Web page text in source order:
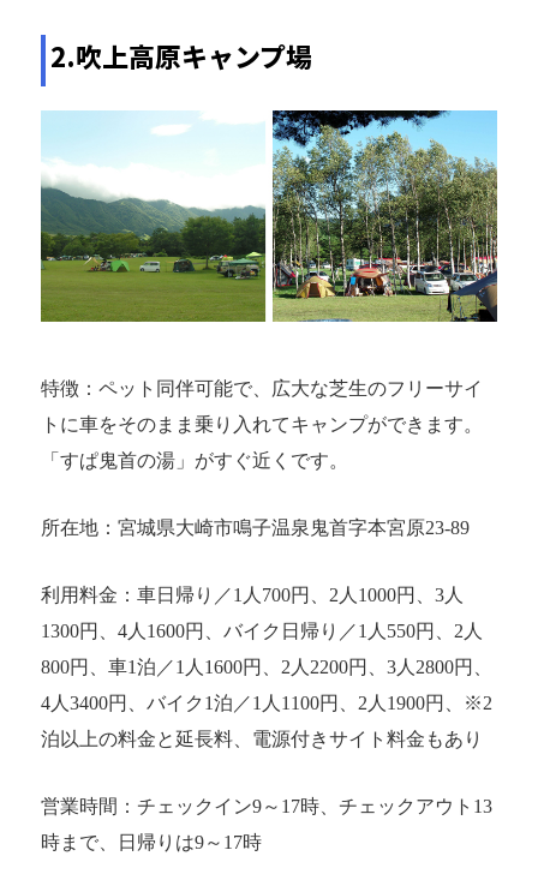
2.吹上高原キャンプ場
特徴：ペット同伴可能で、広大な芝生のフリーサイ
トに車をそのまま乗り入れてキャンプができます。
「すぱ鬼首の湯」がすぐ近くです。
所在地：宮城県大崎市鳴子温泉鬼首字本宮原23-89
利用料金：車日帰り／1人700円、2人1000円、3人
1300円、4人1600円、バイク日帰り／1人550円、2人
800円、車1泊／1人1600円、2人2200円、3人2800円、
4人3400円、バイク1泊／1人1100円、2人1900円、※2
泊以上の料金と延長料、電源付きサイト料金もあり
営業時間：チェックイン9～17時、チェックアウト13
時まで、日帰りは9～17時